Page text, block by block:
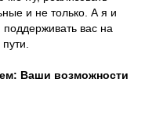
и не только. А я и
вас на
Ваши возможности